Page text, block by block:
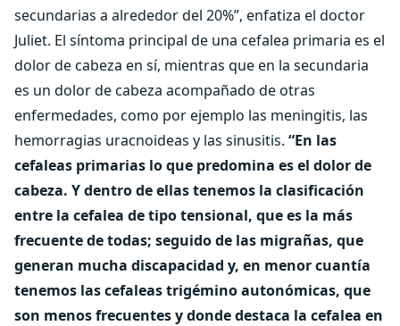
secundarias a alrededor del 20%”, enfatiza el doctor
Juliet. El síntoma principal de una cefalea primaria es el
dolor de cabeza en sí, mientras que en la secundaria
es un dolor de cabeza acompañado de otras
enfermedades, como por ejemplo las meningitis, las
hemorragias uracnoideas y las sinusitis. “En las
cefaleas primarias lo que predomina es el dolor de
cabeza. Y dentro de ellas tenemos la clasificación
entre la cefalea de tipo tensional, que es la más
frecuente de todas; seguido de las migrañas, que
generan mucha discapacidad y, en menor cuantía
tenemos las cefaleas trigémino autonómicas, que
son menos frecuentes y donde destaca la cefalea en